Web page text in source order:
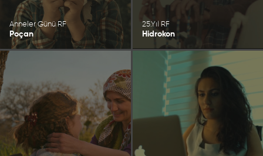
Anneler Günü RF
Poçan
25.Yıl RF
Hidrokon